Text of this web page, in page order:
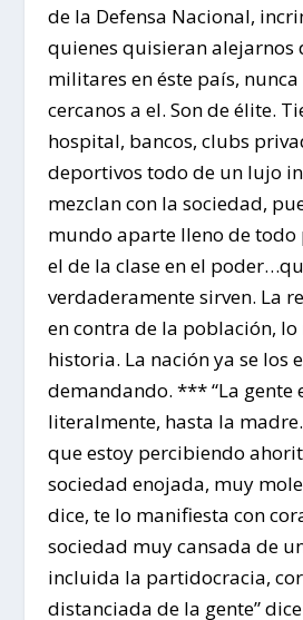
de la Defensa Nacional,
quienes quisieran alejarnos
militares en éste país,
cercanos a el. Son de élite.
hospital, bancos, clubs
deportivos todo de un lujo
mezclan con la sociedad,
mundo aparte lleno de todo
el de la clase en el
verdaderamente sirven. La
en contra de la población,
historia. La nación ya se los
demandando. *** “La gente
literalmente, hasta la
que estoy percibiendo
sociedad enojada, muy
dice, te lo manifiesta con
sociedad muy cansada de
incluida la partidocracia,
distanciada de la gente”